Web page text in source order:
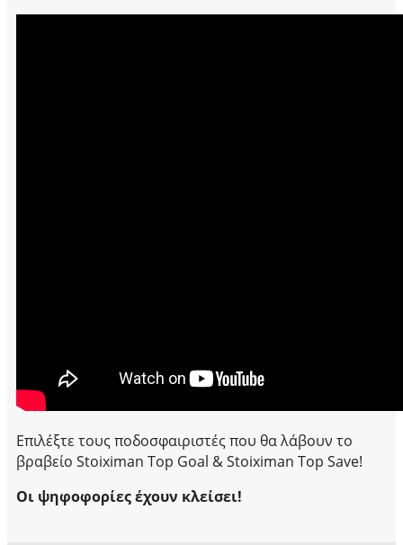
Επιλέξτε τους ποδοσφαιριστές που θα λάβουν το
βραβείο Stoiximan Top Goal & Stoiximan Top Save!
Οι ψηφοφορίες έχουν κλείσει!